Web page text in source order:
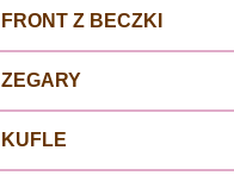
FRONT Z BECZKI
ZEGARY
KUFLE